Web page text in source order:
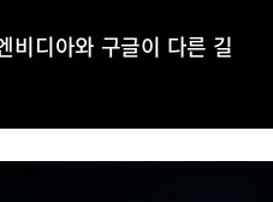
비디아와 구글이 다른 길